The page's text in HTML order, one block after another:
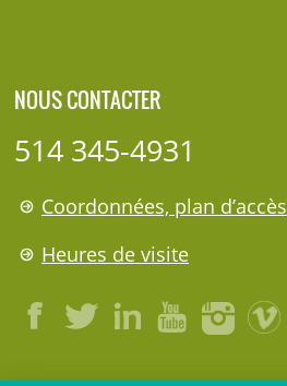
NOUS CONTACTER
514 345-4931
Coordonnées, plan d’accès
Heures de visite